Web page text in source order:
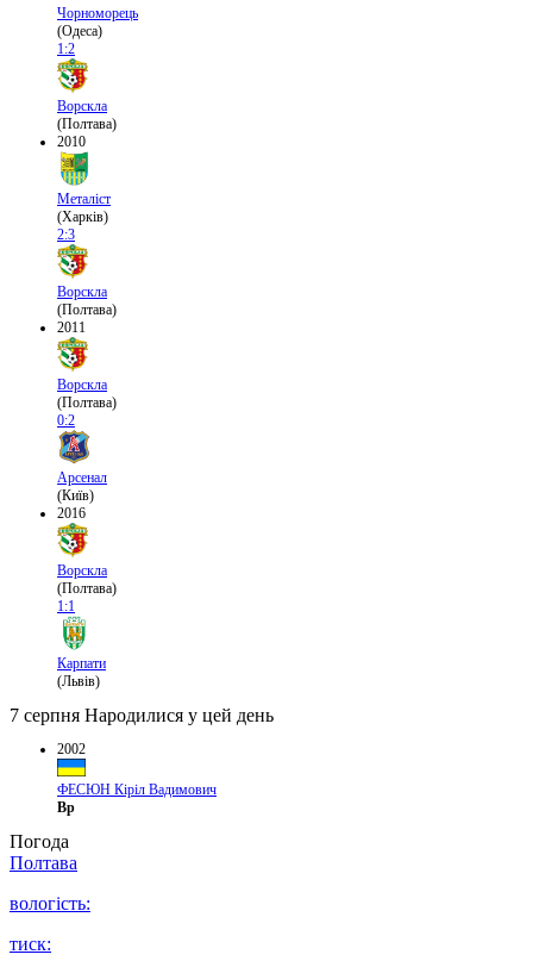
Чорноморець
(Одеса)
1:2
Ворскла
(Полтава)
2010
Металіст
(Харків)
2:3
Ворскла
(Полтава)
2011
Ворскла
(Полтава)
0:2
Арсенал
(Київ)
2016
Ворскла
(Полтава)
1:1
Карпати
(Львів)
7 серпня Народилися у цей день
2002
ФЕСЮН Кіріл Вадимович
Вр
Погода
Полтава
вологість:
тиск: